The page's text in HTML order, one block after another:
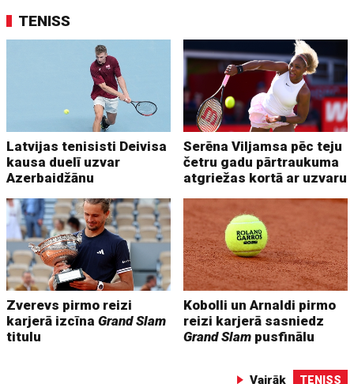
TENISS
Latvijas tenisisti Deivisa
kausa duelī uzvar
Azerbaidžānu
Serēna Viljamsa pēc teju
četru gadu pārtraukuma
atgriežas kortā ar uzvaru
Zverevs pirmo reizi
karjerā izcīnaGrand Slam
titulu
Kobolli un Arnaldi pirmo
reizi karjerā sasniedz
Grand Slam pusfinālu
Vairāk TENISS